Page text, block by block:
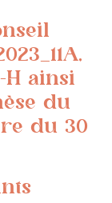
ainsi
du
du 30